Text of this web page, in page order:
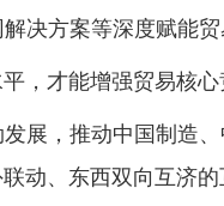
决方案等深度赋能贸
，才能增强贸易核心
展，推动中国制造
动、东西双向互济